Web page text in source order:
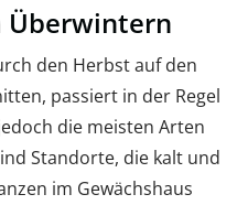
Überwintern
den Herbst auf den
passiert in der Regel
die meisten Arten
Standorte, die kalt und
im Gewächshaus